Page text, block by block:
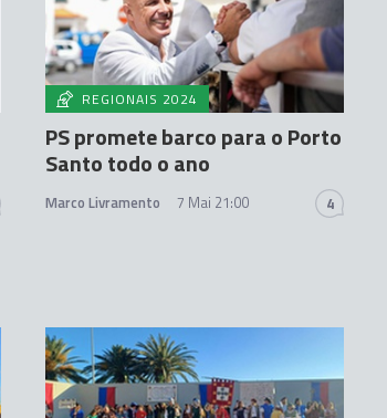
REGIONAIS 2024
PS promete barco para o Porto
Santo todo o ano
Marco Livramento 7 Mai 21:00 4